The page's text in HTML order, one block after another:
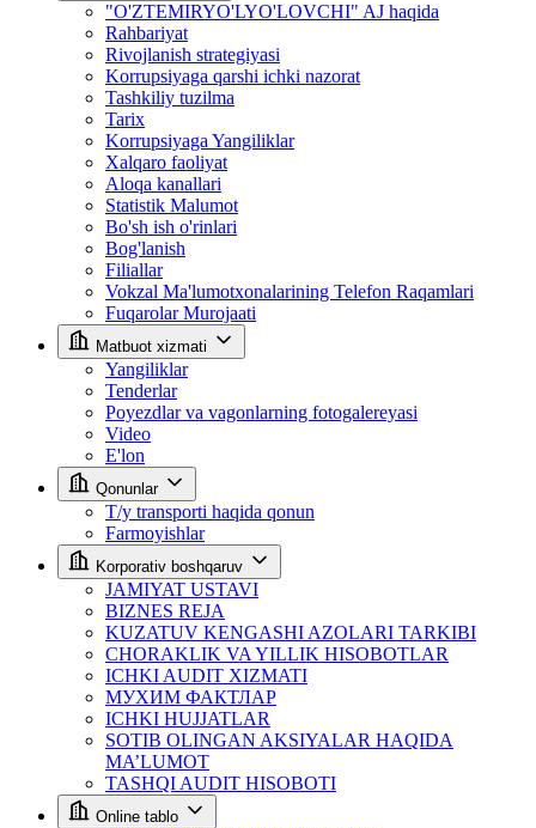
"O'ZTEMIRYO'LYO'LOVCHI" AJ haqida
Rahbariyat
Rivojlanish strategiyasi
Korrupsiyaga qarshi ichki nazorat
Tashkiliy tuzilma
Tarix
Korrupsiyaga Yangiliklar
Xalqaro faoliyat
Aloqa kanallari
Statistik Malumot
Bo'sh ish o'rinlari
Bog'lanish
Filiallar
Vokzal Ma'lumotxonalarining Telefon Raqamlari
Fuqarolar Murojaati
Matbuot xizmati
Yangiliklar
Tenderlar
Poyezdlar va vagonlarning fotogalereyasi
Video
E'lon
Qonunlar
T/y transporti haqida qonun
Farmoyishlar
Korporativ boshqaruv
JAMIYAT USTAVI
BIZNES REJA
KUZATUV KENGASHI AZOLARI TARKIBI
CHORAKLIK VA YILLIK HISOBOTLAR
ICHKI AUDIT XIZMATI
МУХИМ ФАКТЛАР
ICHKI HUJJATLAR
SOTIB OLINGAN AKSIYALAR HAQIDA
MA’LUMOT
TASHQI AUDIT HISOBOTI
Online tablo